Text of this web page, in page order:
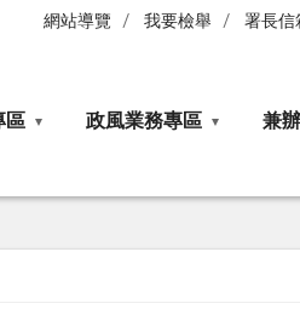
網站導覽 我要檢舉 署長信
區 政風業務專區 兼